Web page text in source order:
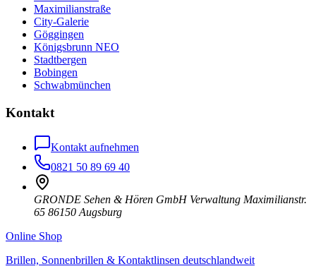
Maximilianstraße
City-Galerie
Göggingen
Königsbrunn NEO
Stadtbergen
Bobingen
Schwabmünchen
Kontakt
Kontakt aufnehmen
0821 50 89 69 40
GRONDE Sehen & Hören GmbH Verwaltung Maximilianstr.
65 86150 Augsburg
Online Shop
Brillen, Sonnenbrillen & Kontaktlinsen deutschlandweit